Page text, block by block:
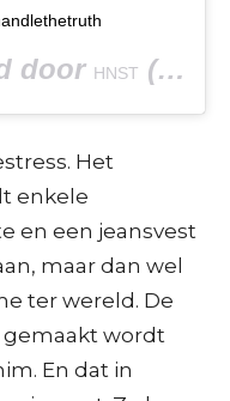
door HNST (@letsbehonest.eu) op
Het
enkele
en een jeansvest
maar dan wel
ter wereld. De
gemaakt wordt
En dat in